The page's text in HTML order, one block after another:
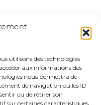
utilisons des technologies
aux informations des
nous permettra de
de navigation ou les ID
ou de retirer son
sur certaines caractéristiques